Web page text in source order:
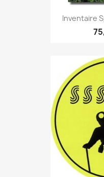
Inventaire